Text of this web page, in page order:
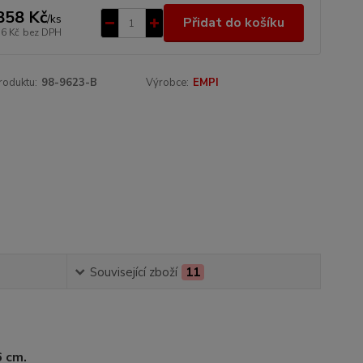
Kč/ks
Kč bez DPH
Přidat do košíku
98-9623-B Výrobce: EMPI
Související zboží 11
cm.